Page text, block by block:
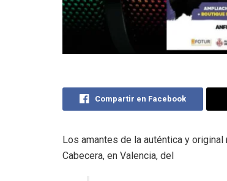
Compartir en Facebook
Los amantes de la auténtica y
Cabecera, en Valencia, del